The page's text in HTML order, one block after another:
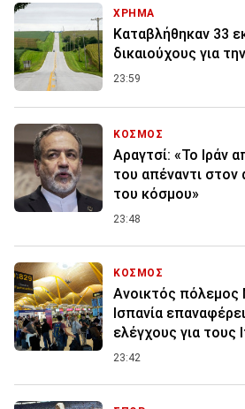
ΧΡΗΜΑ
Καταβλήθηκαν 33
δικαιούχους για
23:59
ΚΟΣΜΟΣ
Αραγτσί: «Το Ιράν
του απέναντι στον
του κόσμου»
23:48
ΚΟΣΜΟΣ
Ανοικτός
Ισπανία
ελέγχους για τους
23:42